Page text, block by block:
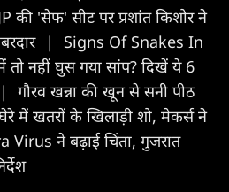
की 'सेफ' सीट पर प्रशांत किशोर ने
|
Signs Of Snakes In
नहीं घुस गया सांप? दिखें ये 6
|
गौरव खन्ना की खून से सनी पीठ
में खतरों के खिलाड़ी शो, मेकर्स ने
Virus ने बढ़ाई चिंता, गुजरात